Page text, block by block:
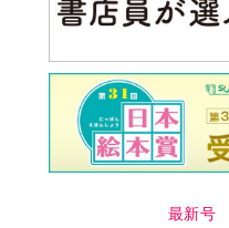
最新号